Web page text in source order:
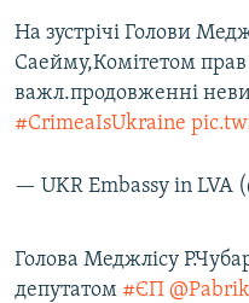
На зустрічі Голови
Саейму,Комітетом
важл.продовженні
#CrimeaIsUkraine
— UKR Embassy in LVA
Голова Меджлісу
депутатом #ЄП